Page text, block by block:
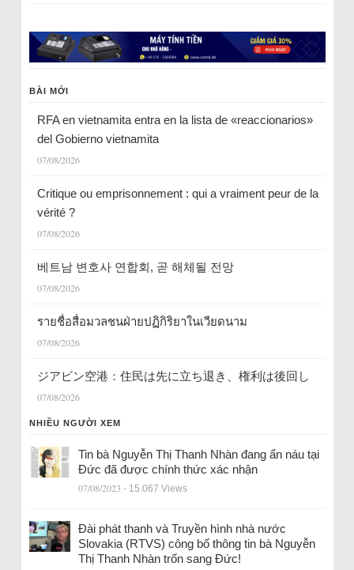
BÀI MỚI
RFA en vietnamita entra en la lista de «reaccionarios»
del Gobierno vietnamita
07/08/2026
Critique ou emprisonnement : qui a vraiment peur de la
vérité ?
07/08/2026
베트남 변호사 연합회, 곧 해체될 전망
07/08/2026
รายชื่อสื่อมวลชนฝ่ายปฏิกิริยาในเวียดนาม
07/08/2026
ジアビン空港：住民は先に立ち退き、権利は後回し
07/08/2026
NHIỀU NGƯỜI XEM
Tin bà Nguyễn Thị Thanh Nhàn đang ẩn náu tại
Đức đã được chính thức xác nhận
07/08/2023 - 15.067 Views
Đài phát thanh và Truyền hình nhà nước
Slovakia (RTVS) công bố thông tin bà Nguyễn
Thị Thanh Nhàn trốn sang Đức!